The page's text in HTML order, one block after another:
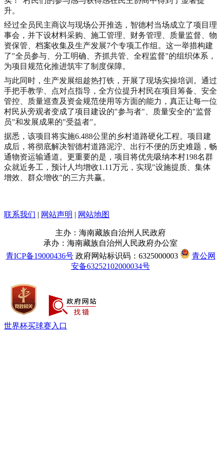
升。
经过全员民主商议与现场公开推选，智德村当场成立了项目理
事会，并下设材料采购、施工管理、财务管理、质量监督、物
资保管、档案收集及生产发展7个专项工作组。这一举措构建
了"全员参与、分工明确、齐抓共管、全程监督"的组织体系，
为项目规范化推进筑牢了制度保障。
与此同时，生产发展组趁热打铁，开展了现场实操培训。通过
手把手教学、点对点指导，全方位提升村民在项目筹备、安全
管控、质量巡查及资金规范使用等方面的能力，真正让每一位
村民从旁观者变成了项目建设的"参与者"、质量安全的"监督
员"和发展成果的"受益者"。
据悉，该项目将实施6.488公里的乡村道路硬化工程。项目建
成后，将彻底解决智德村道路泥泞、出行不便的历史难题，畅
通物资运输通道。更重要的是，项目将优先吸纳本村198名群
众就近务工，预计人均增收1.11万元，实现"设施提质、集体
增效、群众增收"的三方共赢。
联系我们 | 网站声明 | 网站地图
主办：海南藏族自治州人民政府
承办：海南藏族自治州人民政府办公室
青ICP备19000436号政府网站标识码：6325000003
青公网
安备63252102000034号
世界杯买球赛入口